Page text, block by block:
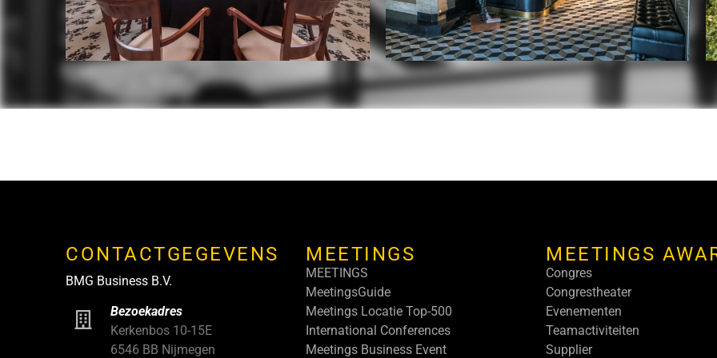
CONTACTGEGEVENS
BMG Business B.V.
Bezoekadres
Kerkenbos 10-15E
6546 BB Nijmegen
MEETINGS
MEETINGS
MeetingsGuide
Meetings Locatie Top-500
International Conferences
Meetings Business Event
MEETINGS
Congres
Congrestheater
Evenementen
Teamactiviteiten
Supplier